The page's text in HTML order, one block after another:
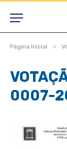
Página Inicial »
0007-